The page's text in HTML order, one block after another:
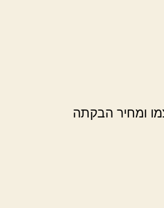
ומחיר הבקתה